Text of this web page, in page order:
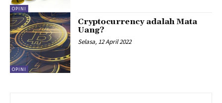
OPINI
OPINI
Cryptocurrency adalah Mata
Uang?
Selasa, 12 April 2022